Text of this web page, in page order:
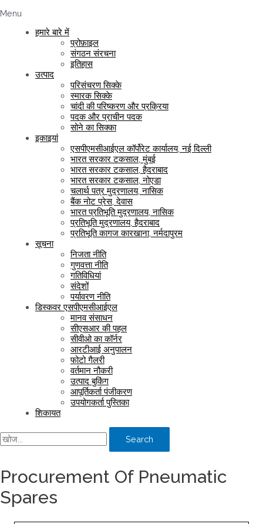
Menu
हमारे बारे में
प्रोफ़ाइल
संगठन संरचना
इतिहास
उत्पाद
परिसंचरण सिक्के
स्मारक सिक्के
चांदी की परिष्करण और प्रक्रिया
पदक और प्राचीन पदक
सोने का सिक्का
इकाइयां
एसपीएमसीआईएल कॉर्पोरेट कार्यालय, नई दिल्ली
भारत सरकार टकसाल, मुंबई
भारत सरकार टकसाल, हैदराबाद
भारत सरकार टकसाल, नोएडा
चलार्थ पत्र मुद्रणालय, नासिक
बैंक नोट प्रेस, देवास
भारत प्रतिभूति मुद्रणालय, नासिक
प्रतिभूति मुद्रणालय, हैदराबाद
प्रतिभूति कागज कारखाना, नर्मदापुरम
सूचना
निजता नीति
गुणवत्ता नीति
गतिविधियां
संदेशों
पर्यावरण नीति
डिस्कवर एसपीएमसीआईएल
मानव संसाधन
सीएसआर की पहल
सीवीओ का कॉर्नर
आरटीआई अनुपालन
फोटो गैलरी
वर्तमान नौकरी
उत्पाद बुकिंग
आपूर्तिकर्ता पंजीकरण
उपयोगकर्ता पुस्तिका
शिकायत
Search
Procurement Of Pneumatic
Spares